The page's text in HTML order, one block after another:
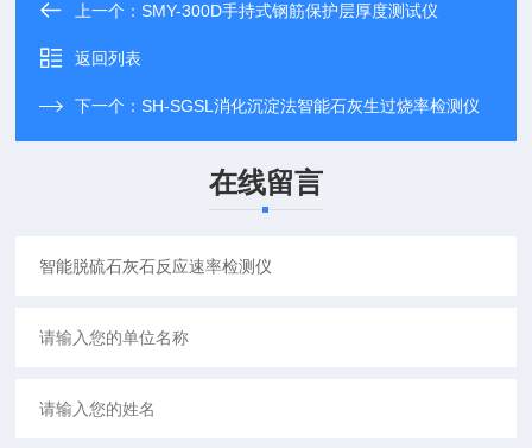
上一个：SMY-300D手持式钢筋保护层厚度测试仪
返回列表
下一个：SH-SGSL消化沉淀法智能石灰生过烧率检测仪
在线留言